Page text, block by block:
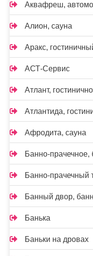
Аквафреш,
Алион, сауна
Аракс,
АСТ-Сервис
Атлант,
Атлантида,
Афродита, сауна
Банно-прачечное,
Банно-прачечный
Банный двор,
Банька
Баньки на дровах